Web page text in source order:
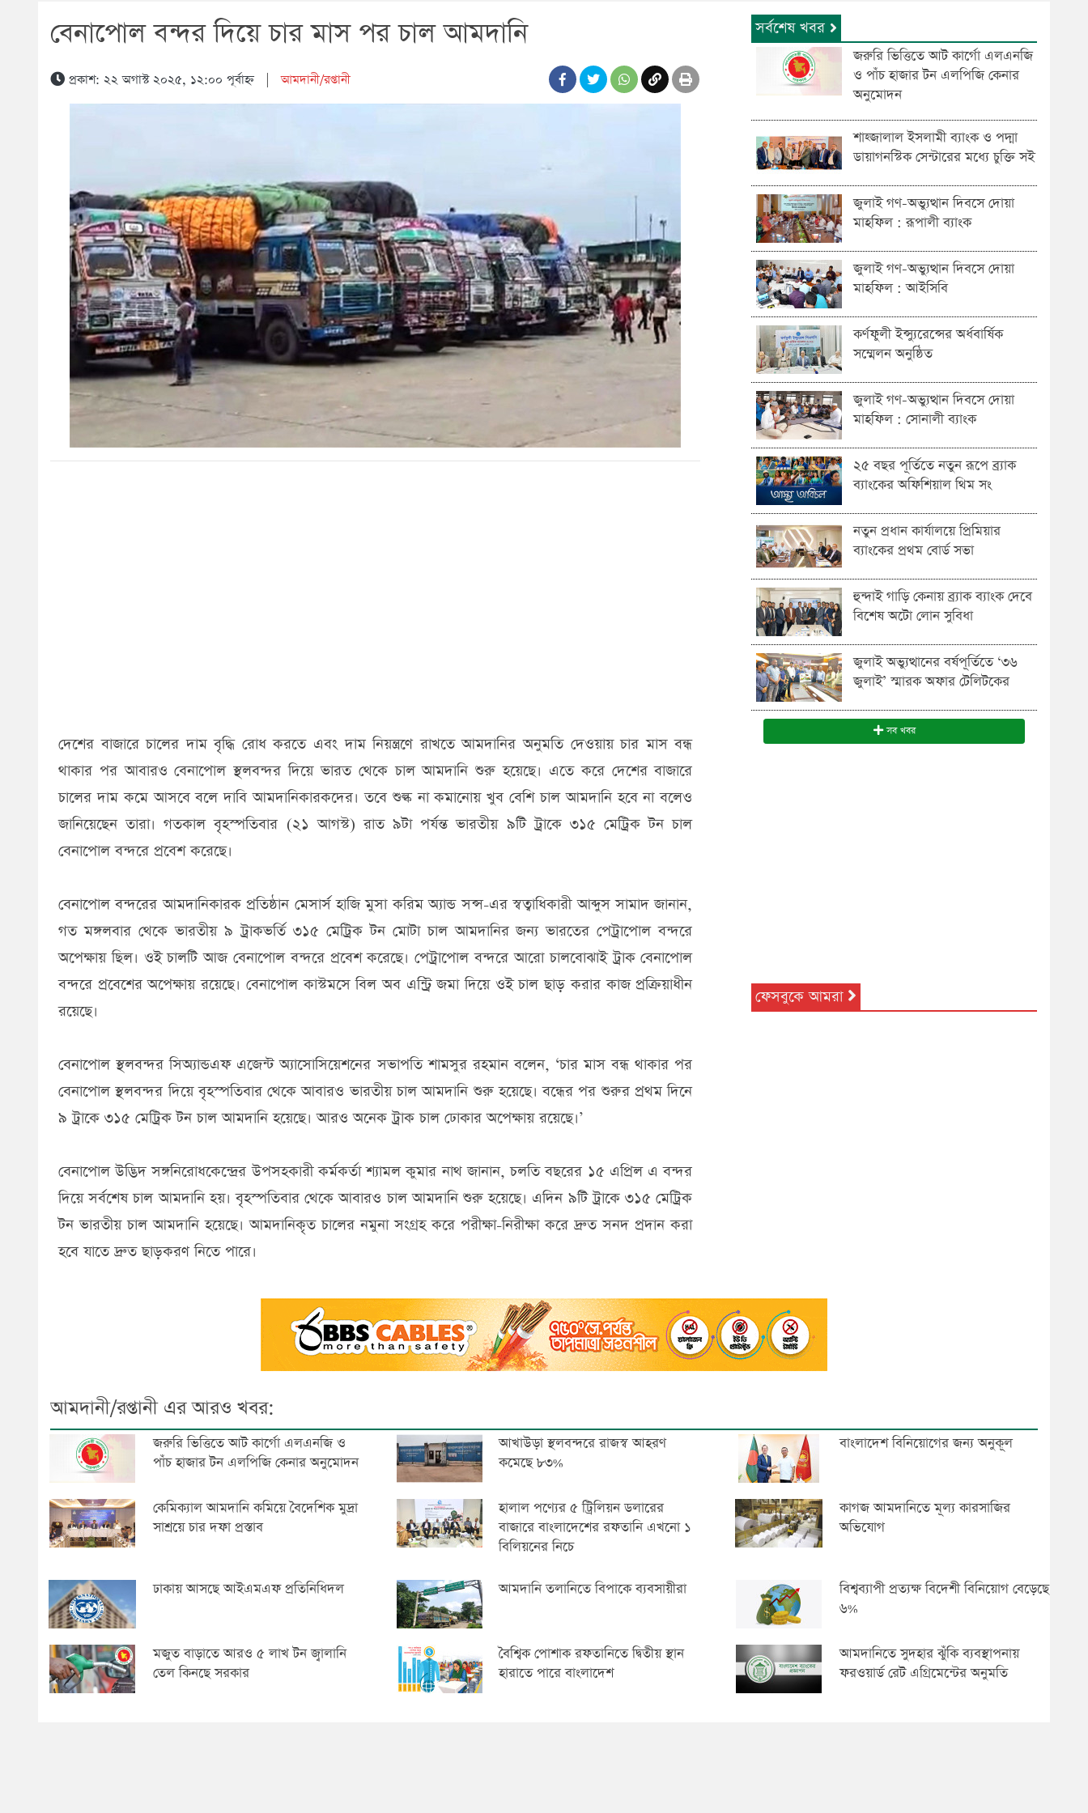
বেনাপোল বন্দর দিয়ে চার মাস পর চাল আমদানি
প্রকাশ: ২২ অগাস্ট ২০২৫, ১২:০০ পূর্বাহ্ন|আমদানী/রপ্তানী
দেশের বাজারে চালের দাম বৃদ্ধি রোধ করতে এবং দাম নিয়ন্ত্রণে রাখতে আমদানির অনুমতি দেওয়ায় চার মাস বন্ধ
থাকার পর আবারও বেনাপোল স্থলবন্দর দিয়ে ভারত থেকে চাল আমদানি শুরু হয়েছে। এতে করে দেশের বাজারে
চালের দাম কমে আসবে বলে দাবি আমদানিকারকদের। তবে শুল্ক না কমানোয় খুব বেশি চাল আমদানি হবে না বলেও
জানিয়েছেন তারা। গতকাল বৃহস্পতিবার (২১ আগস্ট) রাত ৯টা পর্যন্ত ভারতীয় ৯টি ট্রাকে ৩১৫ মেট্রিক টন চাল
বেনাপোল বন্দরে প্রবেশ করেছে।
বেনাপোল বন্দরের আমদানিকারক প্রতিষ্ঠান মেসার্স হাজি মুসা করিম অ্যান্ড সন্স-এর স্বত্বাধিকারী আব্দুস সামাদ জানান,
গত মঙ্গলবার থেকে ভারতীয় ৯ ট্রাকভর্তি ৩১৫ মেট্রিক টন মোটা চাল আমদানির জন্য ভারতের পেট্রাপোল বন্দরে
অপেক্ষায় ছিল। ওই চালটি আজ বেনাপোল বন্দরে প্রবেশ করেছে। পেট্রাপোল বন্দরে আরো চালবোঝাই ট্রাক বেনাপোল
বন্দরে প্রবেশের অপেক্ষায় রয়েছে। বেনাপোল কাস্টমসে বিল অব এন্ট্রি জমা দিয়ে ওই চাল ছাড় করার কাজ প্রক্রিয়াধীন
রয়েছে।
বেনাপোল স্থলবন্দর সিঅ্যান্ডএফ এজেন্ট অ্যাসোসিয়েশনের সভাপতি শামসুর রহমান বলেন, ‘চার মাস বন্ধ থাকার পর
বেনাপোল স্থলবন্দর দিয়ে বৃহস্পতিবার থেকে আবারও ভারতীয় চাল আমদানি শুরু হয়েছে। বন্ধের পর শুরুর প্রথম দিনে
৯ ট্রাকে ৩১৫ মেট্রিক টন চাল আমদানি হয়েছে। আরও অনেক ট্রাক চাল ঢোকার অপেক্ষায় রয়েছে।’
বেনাপোল উদ্ভিদ সঙ্গনিরোধকেন্দ্রের উপসহকারী কর্মকর্তা শ্যামল কুমার নাথ জানান, চলতি বছরের ১৫ এপ্রিল এ বন্দর
দিয়ে সর্বশেষ চাল আমদানি হয়। বৃহস্পতিবার থেকে আবারও চাল আমদানি শুরু হয়েছে। এদিন ৯টি ট্রাকে ৩১৫ মেট্রিক
টন ভারতীয় চাল আমদানি হয়েছে। আমদানিকৃত চালের নমুনা সংগ্রহ করে পরীক্ষা-নিরীক্ষা করে দ্রুত সনদ প্রদান করা
হবে যাতে দ্রুত ছাড়করণ নিতে পারে।
সর্বশেষ খবর
জরুরি ভিত্তিতে আট কার্গো এলএনজি
ও পাঁচ হাজার টন এলপিজি কেনার
অনুমোদন
শাহ্জালাল ইসলামী ব্যাংক ও পদ্মা
ডায়াগনস্টিক সেন্টারের মধ্যে চুক্তি সই
জুলাই গণ-অভ্যুত্থান দিবসে দোয়া
মাহফিল : রূপালী ব্যাংক
জুলাই গণ-অভ্যুত্থান দিবসে দোয়া
মাহফিল : আইসিবি
কর্ণফুলী ইন্স্যুরেন্সের অর্ধবার্ষিক
সম্মেলন অনুষ্ঠিত
জুলাই গণ-অভ্যুত্থান দিবসে দোয়া
মাহফিল : সোনালী ব্যাংক
২৫ বছর পূর্তিতে নতুন রূপে ব্র্যাক
ব্যাংকের অফিশিয়াল থিম সং
নতুন প্রধান কার্যালয়ে প্রিমিয়ার
ব্যাংকের প্রথম বোর্ড সভা
হুন্দাই গাড়ি কেনায় ব্র্যাক ব্যাংক দেবে
বিশেষ অটো লোন সুবিধা
জুলাই অভ্যুত্থানের বর্ষপূর্তিতে ‘৩৬
জুলাই’ স্মারক অফার টেলিটকের
সব খবর
ফেসবুকে আমরা
আমদানী/রপ্তানী এর আরও খবর:
জরুরি ভিত্তিতে আট কার্গো এলএনজি ও
পাঁচ হাজার টন এলপিজি কেনার অনুমোদন
আখাউড়া স্থলবন্দরে রাজস্ব আহরণ
কমেছে ৮৩%
বাংলাদেশ বিনিয়োগের জন্য অনুকূল
কেমিক্যাল আমদানি কমিয়ে বৈদেশিক মুদ্রা
সাশ্রয়ে চার দফা প্রস্তাব
হালাল পণ্যের ৫ ট্রিলিয়ন ডলারের
বাজারে বাংলাদেশের রফতানি এখনো ১
বিলিয়নের নিচে
কাগজ আমদানিতে মূল্য কারসাজির
অভিযোগ
ঢাকায় আসছে আইএমএফ প্রতিনিধিদল আমদানি তলানিতে বিপাকে ব্যবসায়ীরা
বিশ্বব্যাপী প্রত্যক্ষ বিদেশী বিনিয়োগ বেড়েছে
৬%
মজুত বাড়াতে আরও ৫ লাখ টন জ্বালানি
তেল কিনছে সরকার
বৈশ্বিক পোশাক রফতানিতে দ্বিতীয় স্থান
হারাতে পারে বাংলাদেশ
আমদানিতে সুদহার ঝুঁকি ব্যবস্থাপনায়
ফরওয়ার্ড রেট এগ্রিমেন্টের অনুমতি